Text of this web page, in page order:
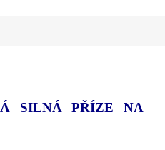
SILNÁ PŘÍZE NA